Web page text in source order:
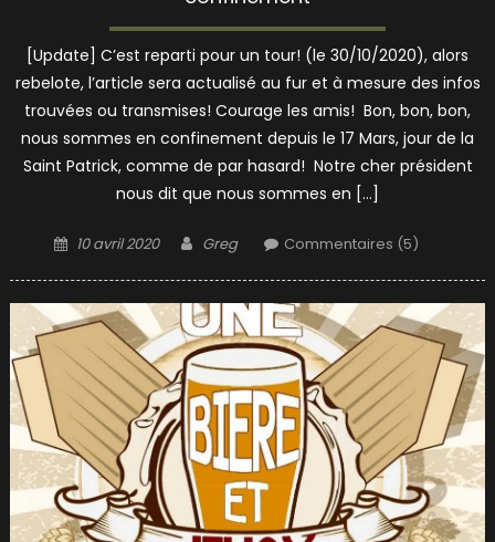
[Update] C’est reparti pour un tour! (le 30/10/2020), alors
rebelote, l’article sera actualisé au fur et à mesure des infos
trouvées ou transmises! Courage les amis! Bon, bon, bon,
nous sommes en confinement depuis le 17 Mars, jour de la
Saint Patrick, comme de par hasard! Notre cher président
nous dit que nous sommes en […]
Posted
10 avril 2020 Author
Greg Commentaires (5)